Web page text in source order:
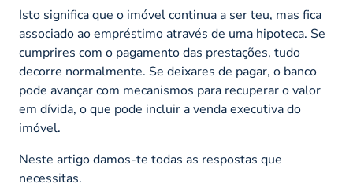
Isto significa que o imóvel continua a ser teu, mas fica
associado ao empréstimo através de uma hipoteca. Se
cumprires com o pagamento das prestações, tudo
decorre normalmente. Se deixares de pagar, o banco
pode avançar com mecanismos para recuperar o valor
em dívida, o que pode incluir a venda executiva do
imóvel.
Neste artigo damos-te todas as respostas que
necessitas.